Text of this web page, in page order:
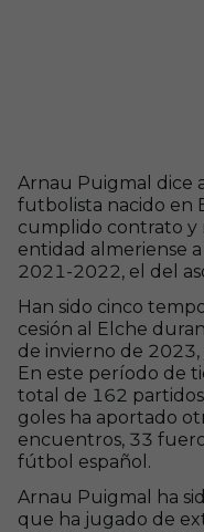
Arnau Puigmal dice
futbolista nacido en
cumplido contrato y
entidad almeriense
2021-2022, el del
Han sido cinco
cesión al Elche
de invierno de
En este período de
total de 162
goles ha aportado
encuentros, 33
fútbol español.
Arnau Puigmal ha
que ha jugado de